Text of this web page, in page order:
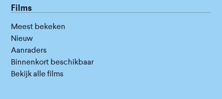
Films
Meest bekeken
Nieuw
Aanraders
Binnenkort beschikbaar
Bekijk alle films